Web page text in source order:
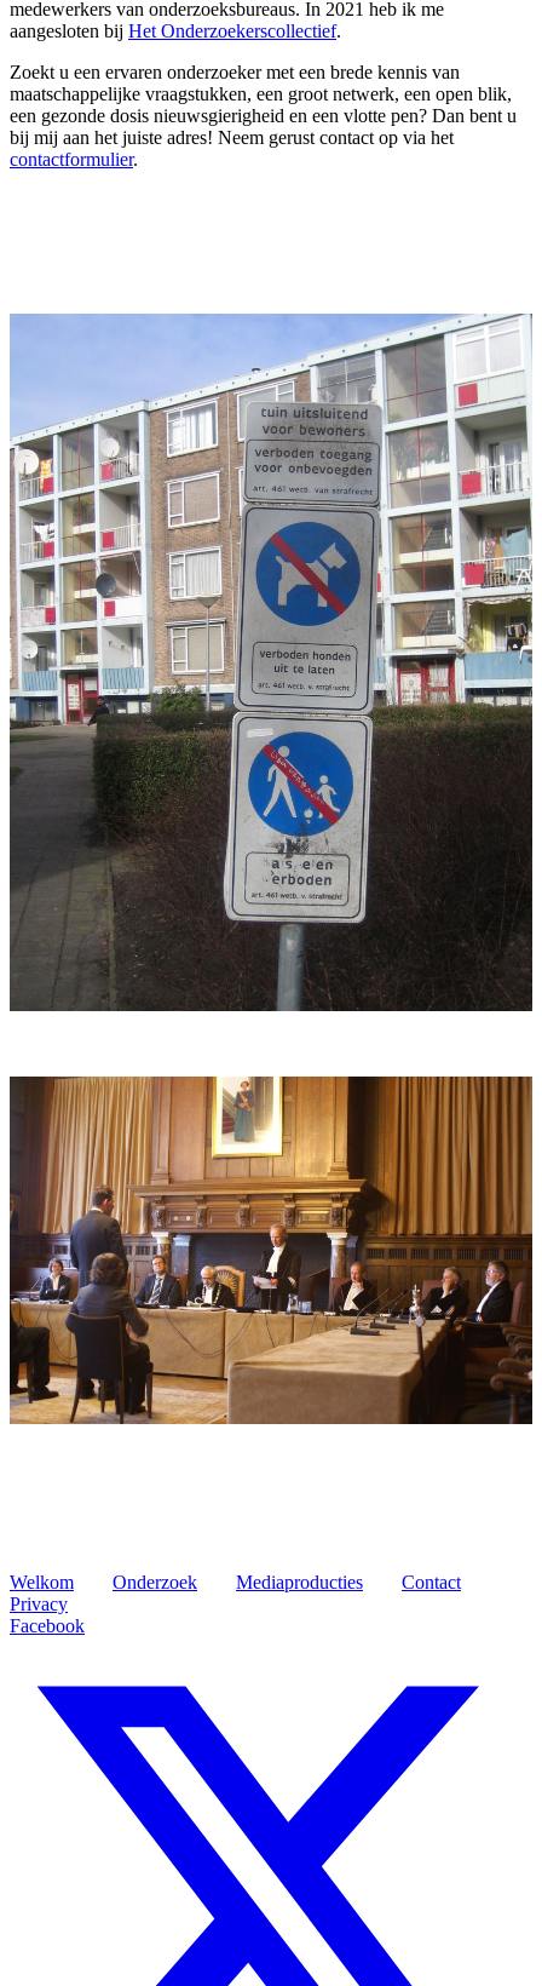
medewerkers van onderzoeksbureaus. In 2021 heb ik me
aangesloten bij Het Onderzoekerscollectief.
Zoekt u een ervaren onderzoeker met een brede kennis van
maatschappelijke vraagstukken, een groot netwerk, een open blik,
een gezonde dosis nieuwsgierigheid en een vlotte pen? Dan bent u
bij mij aan het juiste adres! Neem gerust contact op via het
contactformulier.
Welkom Onderzoek Mediaproducties
Contact
Privacy
Facebook